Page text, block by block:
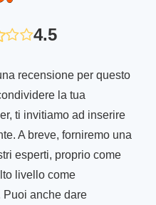
4.5
recensione per questo
la tua
ti invitiamo ad inserire
A breve, forniremo una
esperti, proprio come
livello come
Puoi anche dare